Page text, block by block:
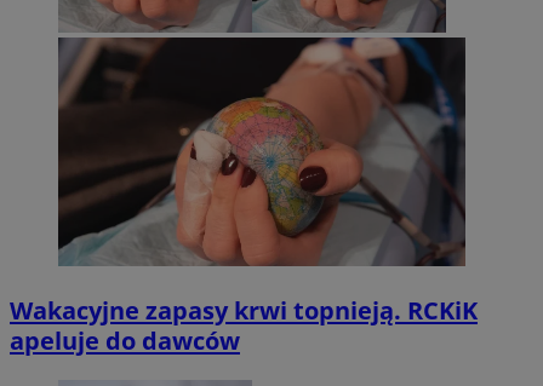
Wakacyjne zapasy krwi topnieją. RCKiK
apeluje do dawców